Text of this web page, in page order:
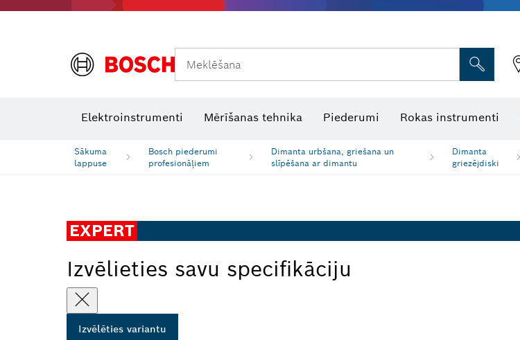
Meklēšana
Elektroinstrumenti Mērīšanas tehnika Piederumi Rokas instrumenti
Sākuma
lappuse
Bosch piederumi
profesionāļiem
Dimanta urbšana, griešana un
slīpēšana ar dimantu
Dimanta
griezējdiski
EXPERT
Izvēlieties savu specifikāciju
Izvēlēties variantu